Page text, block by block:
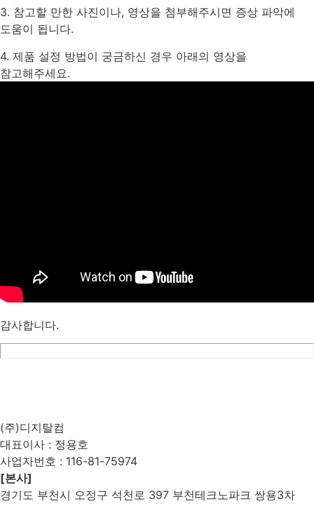
3. 참고할 만한 사진이나, 영상을 첨부해주시면 증상 파악에
도움이 됩니다.
4. 제품 설정 방법이 궁금하신 경우 아래의 영상을
참고해주세요.
감사합니다.
(주)디지탈컴
대표이사 : 정용호
사업자번호 : 116-81-75974
[본사]
경기도 부천시 오정구 석천로 397 부천테크노파크 쌍용3차